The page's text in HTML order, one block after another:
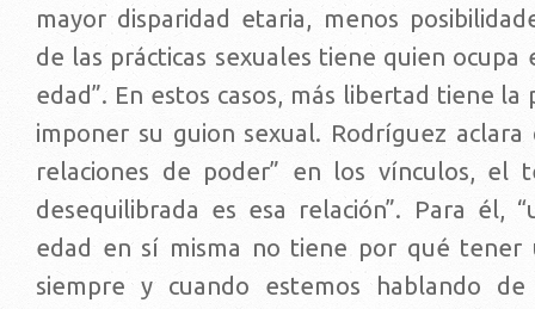
mayor disparidad etaria, menos
de las prácticas sexuales tiene quien
edad”. En estos casos, más libertad tiene la
imponer su guion sexual. Rodríguez aclara
relaciones de poder” en los vínculos, el
desequilibrada es esa relación”. Para él,
edad en sí misma no tiene por qué tener
siempre y cuando estemos hablando